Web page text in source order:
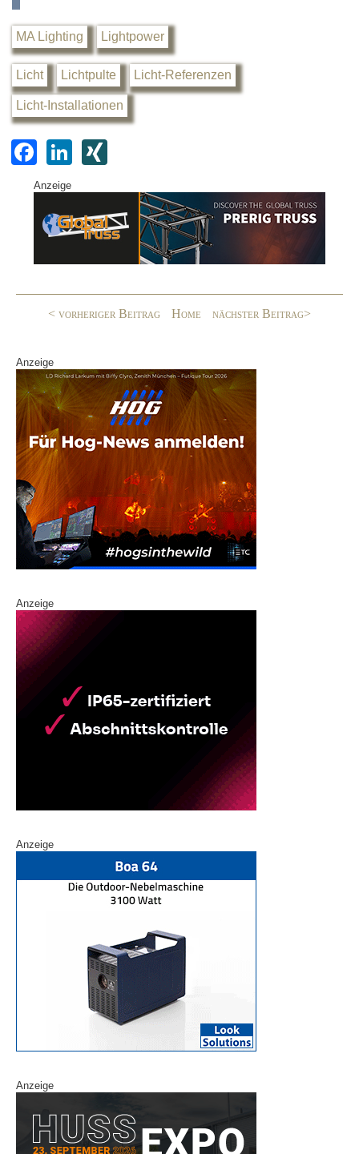
MA Lighting Lightpower
Licht Lichtpulte Licht-Referenzen
Licht-Installationen
F
a
c
e
o
Li
k
e
G
Anzeige
< vorheriger Beitrag Home nächster Beitrag>
Anzeige
Anzeige
Anzeige
Anzeige